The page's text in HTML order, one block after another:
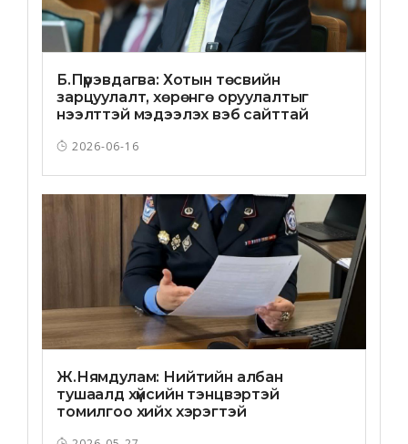
Б.Пүрэвдагва: Хотын төсвийн
зарцуулалт, хөрөнгө оруулалтыг
нээлттэй мэдээлэх вэб сайттай
2026-06-16
Ж.Нямдулам: Нийтийн албан
тушаалд хүйсийн тэнцвэртэй
томилгоо хийх хэрэгтэй